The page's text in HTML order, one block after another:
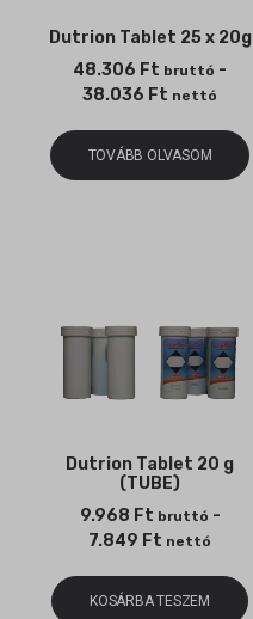
Dutrion Tablet 25 x 20g
48.306 Ft bruttó -
38.036 Ft nettó
TOVÁBB OLVASOM
Dutrion Tablet 20 g
(TUBE)
9.968 Ft bruttó -
7.849 Ft nettó
KOSÁRBA TESZEM